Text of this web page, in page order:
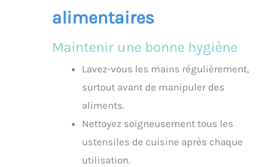
alimentaires
Maintenir une bonne hygiène
Lavez-vous les mains régulièrement,
surtout avant de manipuler des
aliments.
Nettoyez soigneusement tous les
ustensiles de cuisine après chaque
utilisation.